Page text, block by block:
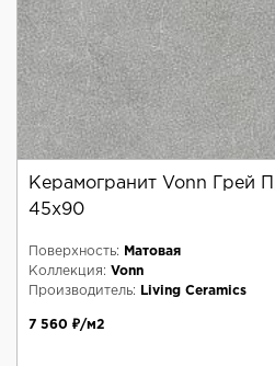
Керамогранит Vonn Грей
45x90
Поверхность:
Матовая
Коллекция: Vonn
Производитель:
Living Ceramics
7 560 ₽/м2